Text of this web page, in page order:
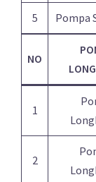
5 Pompa
NO
1
2